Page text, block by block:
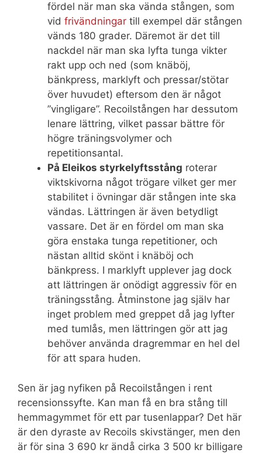
fördel när man ska vända stången, som
vid frivändningar till exempel där stången
vänds 180 grader. Däremot är det till
nackdel när man ska lyfta tunga vikter
rakt upp och ned (som knäböj,
bänkpress, marklyft och pressar/stötar
över huvudet) eftersom den är något
”vingligare”. Recoilstången har dessutom
lenare lättring, vilket passar bättre för
högre träningsvolymer och
repetitionsantal.
På Eleikos styrkelyftsstång roterar
viktskivorna något trögare vilket ger mer
stabilitet i övningar där stången inte ska
vändas. Lättringen är även betydligt
vassare. Det är en fördel om man ska
göra enstaka tunga repetitioner, och
nästan alltid skönt i knäböj och
bänkpress. I marklyft upplever jag dock
att lättringen är onödigt aggressiv för en
träningsstång. Åtminstone jag själv har
inget problem med greppet då jag lyfter
med tumlås, men lättringen gör att jag
behöver använda dragremmar en hel del
för att spara huden.
Sen är jag nyfiken på Recoilstången i rent
recensionssyfte. Kan man få en bra stång till
hemmagymmet för ett par tusenlappar? Det här
är den dyraste av Recoils skivstänger, men den
är för sina 3 690 kr ändå cirka 3 500 kr billigare